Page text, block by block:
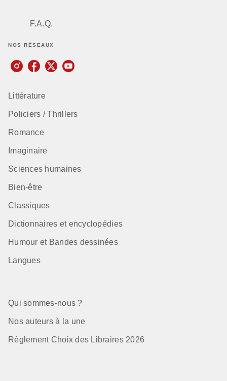
F.A.Q.
NOS RÉSEAUX
Littérature
Policiers / Thrillers
Romance
Imaginaire
Sciences humaines
Bien-être
Classiques
Dictionnaires et encyclopédies
Humour et Bandes dessinées
Langues
Qui sommes-nous ?
Nos auteurs à la une
Règlement Choix des Libraires 2026